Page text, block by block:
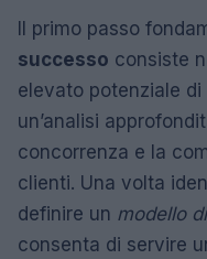
Il primo passo
successo consiste
elevato potenziale
un’analisi
concorrenza e la
clienti. Una volta
definire un modello
consenta di servire